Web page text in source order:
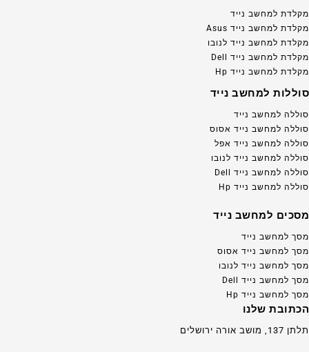
מקלדת למחשב נייד
מקלדת למחשב נייד Asus
מקלדת למחשב נייד לנובו
מקלדת למחשב נייד Dell
מקלדת למחשב נייד Hp
סוללות למחשב נייד
סוללה למחשב נייד
סוללה למחשב נייד אסוס
סוללה למחשב נייד אפל
סוללה למחשב נייד לנובו
סוללה למחשב נייד Dell
סוללה למחשב נייד Hp
מסכים למחשב נייד
מסך למחשב נייד
מסך למחשב נייד אסוס
מסך למחשב נייד לנובו
מסך למחשב נייד Dell
מסך למחשב נייד Hp
הכתובת שלנו
תלתן 137, מושב אורה ירושלים